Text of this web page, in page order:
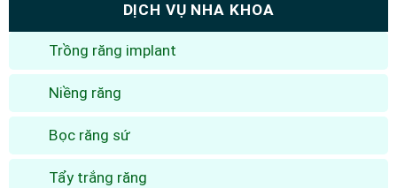
DỊCH VỤ NHA KHOA
Trồng răng implant
Niềng răng
Bọc răng sứ
Tẩy trắng răng